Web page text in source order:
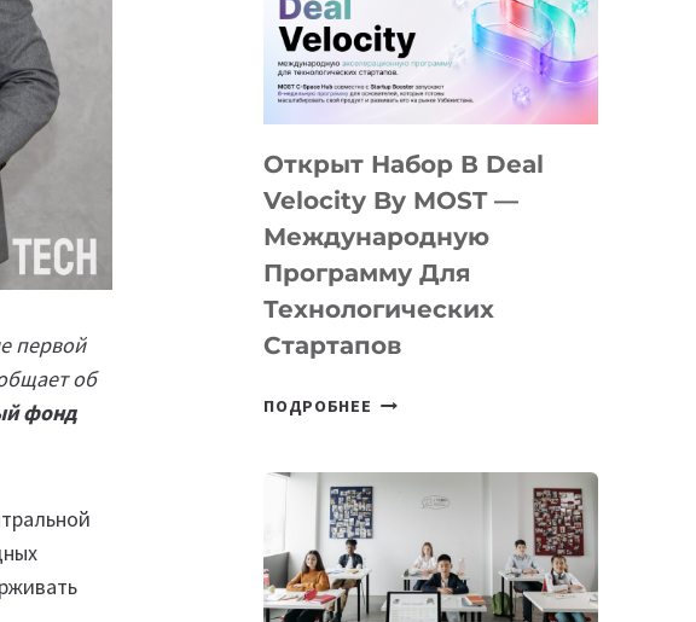
первой
об
фонд
YOUTH
CAMP
ДАЛ
ПОДРОСТКАМ
БИЛЕТ
IT-
ПРЕДПРИНИМАТЕЛЬСТВО
Открыт Набор В Deal
Velocity By MOST —
Международную
Программу Для
Технологических
Стартапов
ПОДРОБНЕЕ ОТКРЫТ
DEAL
VELOCITY
MOST
—